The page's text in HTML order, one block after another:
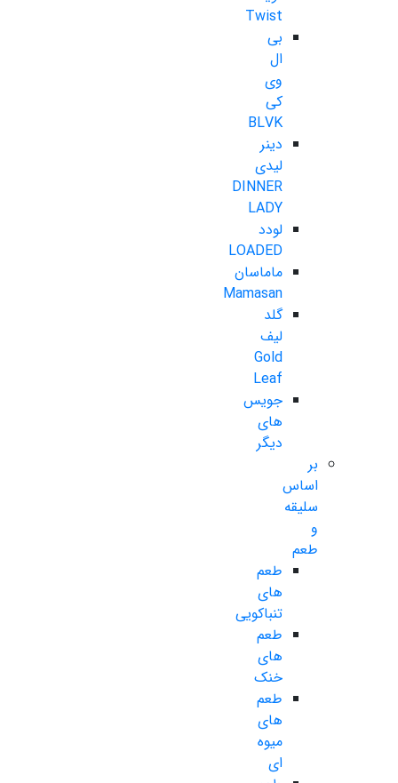
Twist
بی
ال
وی
کی
BLVK
دینر
لیدی
DINNER
LADY
لودد
LOADED
ماماسان
Mamasan
گلد
لیف
Gold
Leaf
جویس
های
دیگر
بر
اساس
سلیقه
و
طعم
طعم
های
تنباکویی
طعم
های
خنک
طعم
های
میوه
ای